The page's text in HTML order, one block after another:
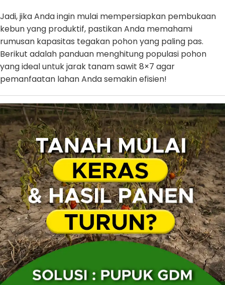
Jadi, jika Anda ingin mulai mempersiapkan pembukaan
kebun yang produktif, pastikan Anda memahami
rumusan kapasitas tegakan pohon yang paling pas.
Berikut adalah panduan menghitung populasi pohon
yang ideal untuk jarak tanam sawit 8×7 agar
pemanfaatan lahan Anda semakin efisien!